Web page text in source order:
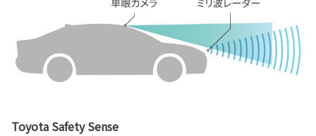
Toyota Safety Sense